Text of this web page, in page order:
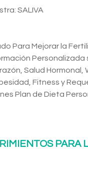
SALIVA
Para Mejorar la
Salud Hormonal,
Fitness y
Plan de Dieta
PARA